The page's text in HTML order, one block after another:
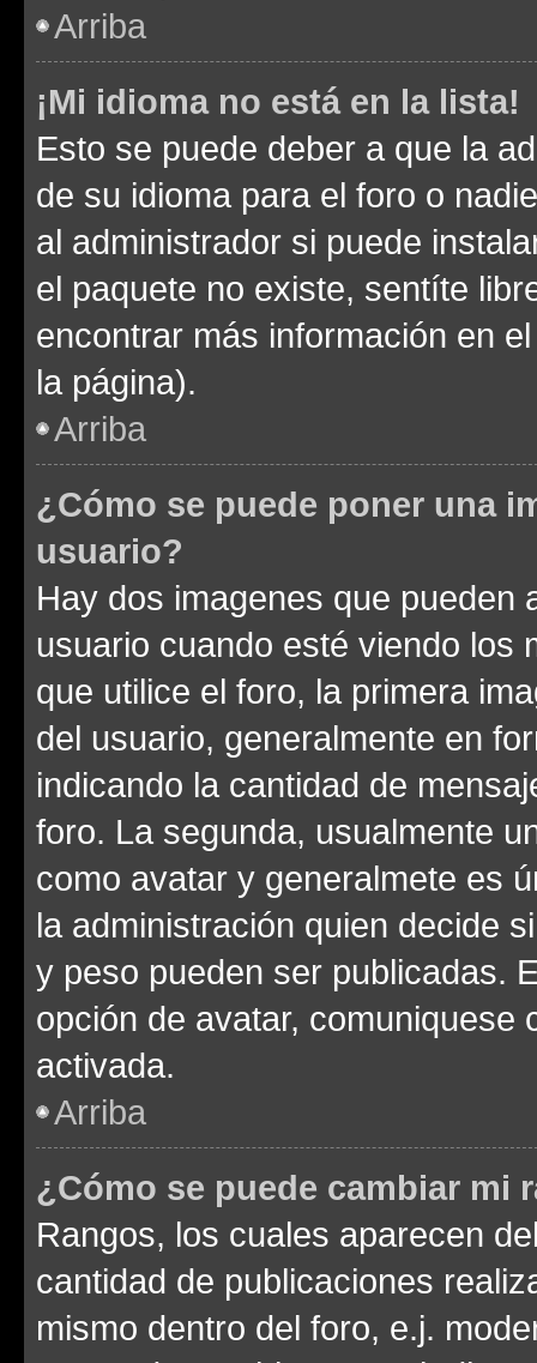
Arriba
¡Mi idioma no está en la lista!
Esto se puede deber a que la
de su idioma para el foro o
al administrador si puede
el paquete no existe, sentíte
encontrar más información en
la página).
Arriba
¿Cómo se puede poner una
usuario?
Hay dos imagenes que pueden
usuario cuando esté viendo los
que utilice el foro, la primera
del usuario, generalmente en
indicando la cantidad de
foro. La segunda, usualmente
como avatar y generalmete es
la administración quien decide
y peso pueden ser publicadas.
opción de avatar, comuniquese
activada.
Arriba
¿Cómo se puede cambiar mi
Rangos, los cuales aparecen
cantidad de publicaciones
mismo dentro del foro, e.j.